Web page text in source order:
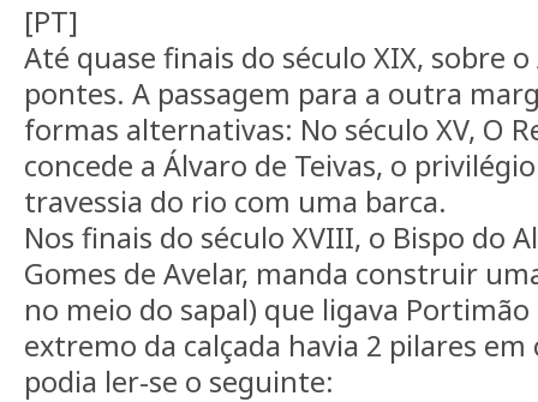
[PT]
Até quase finais do século XIX, sobre
pontes. A passagem para a outra
formas alternativas: No século XV, O
concede a Álvaro de Teivas, o
travessia do rio com uma barca.
Nos finais do século XVIII, o Bispo do
Gomes de Avelar, manda construir
no meio do sapal) que ligava
extremo da calçada havia 2 pilares
podia ler-se o seguinte: